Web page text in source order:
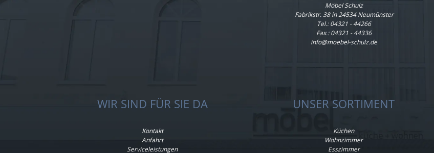
Möbel Schulz
Fabrikstr. 38 in 24534 Neumünster
Tel.:04321 - 44266
Fax.: 04321 - 44336
info@moebel-schulz.de
WIR SIND FÜR SIE DA
Kontakt
Anfahrt
Serviceleistungen
UNSER SORTIMENT
Küchen
Wohnzimmer
Esszimmer